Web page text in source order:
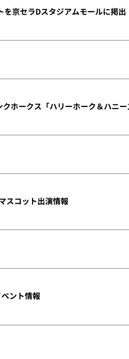
京セラDスタジアムモールに掲出
ホークス「ハリーホーク＆ハニ
スコット出演情報
ント情報